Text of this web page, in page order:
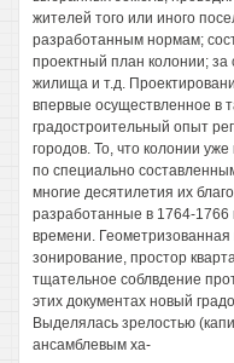
жителей того или иного
разработанным нормам;
проектный план колонии; за
жилища и т.д.
впервые осуществленное в
градостроительный опыт
городов. То, что колонии
по специально
многие десятилетия их
разработанные в 1764-1766
времени.
зонирование, простор
тщательное соблвдение
этих документах новый
Выделялась зрелостью
ансамблевым ха-